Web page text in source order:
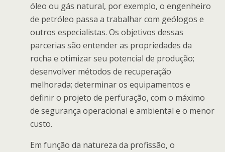
óleo ou gás natural, por exemplo, o engenheiro
de petróleo passa a trabalhar com geólogos e
outros especialistas. Os objetivos dessas
parcerias são entender as propriedades da
rocha e otimizar seu potencial de produção;
desenvolver métodos de recuperação
melhorada; determinar os equipamentos e
definir o projeto de perfuração, com o máximo
de segurança operacional e ambiental e o menor
custo.
Em função da natureza da profissão, o